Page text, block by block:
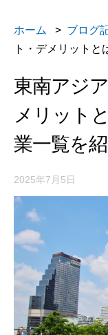
ホーム > ブログ
ト・デメリットと
東南アジ
メリット
業一覧を紹
2025年7月5日